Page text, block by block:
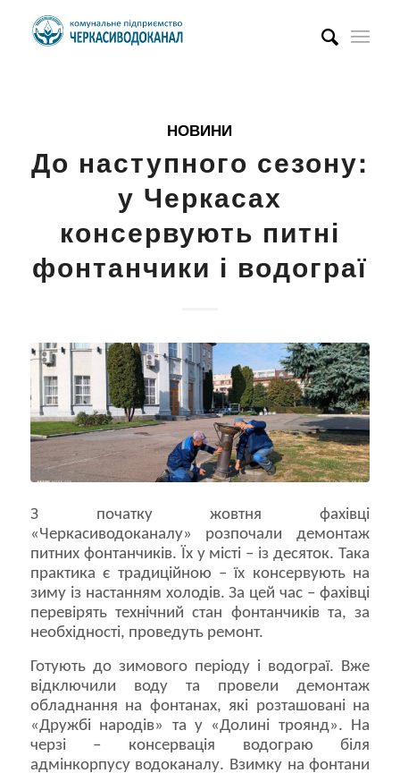
НОВИНИ
До наступного сезону:
у Черкасах
консервують питні
фонтанчики і водограї
З початку жовтня фахівці
«Черкасиводоканалу» розпочали демонтаж
питних фонтанчиків. Їх у місті – із десяток. Така
практика є традиційною – їх консервують на
зиму із настанням холодів. За цей час – фахівці
перевірять технічний стан фонтанчиків та, за
необхідності, проведуть ремонт.
Готують до зимового періоду і водограї. Вже
відключили воду та провели демонтаж
обладнання на фонтанах, які розташовані на
«Дружбі народів» та у «Долині троянд». На
черзі – консервація водограю біля
адмінкорпусу водоканалу. Взимку на фонтани